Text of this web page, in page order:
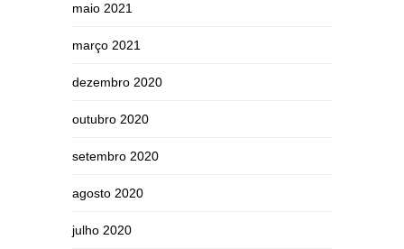
maio 2021
março 2021
dezembro 2020
outubro 2020
setembro 2020
agosto 2020
julho 2020